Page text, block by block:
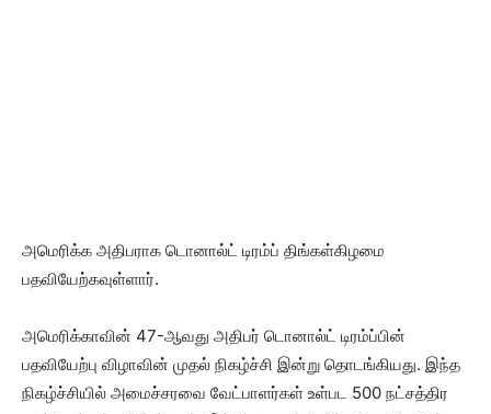
அமெரிக்க அதிபராக டொனால்ட் டிரம்ப் திங்கள்கிழமை
பதவியேற்கவுள்ளார்.
அமெரிக்காவின் 47-ஆவது அதிபர் டொனால்ட் டிரம்ப்பின்
பதவியேற்பு விழாவின் முதல் நிகழ்ச்சி இன்று தொடங்கியது. இந்த
நிகழ்ச்சியில் அமைச்சரவை வேட்பாளர்கள் உள்பட 500 நட்சத்திர